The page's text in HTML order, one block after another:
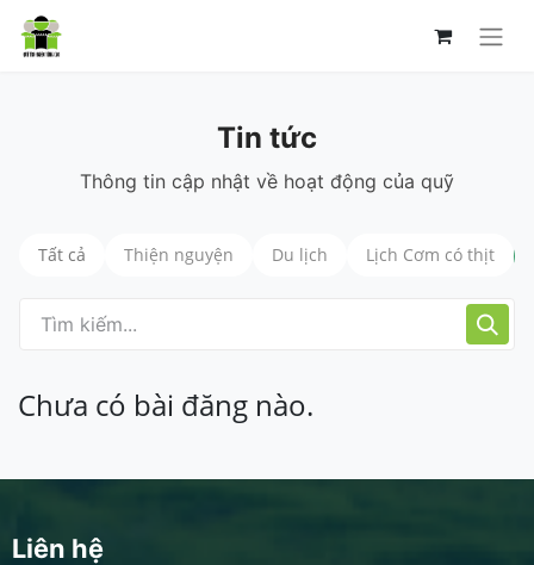
Tin tức
Thông tin cập nhật về hoạt động của quỹ
Tất cả Thiện nguyện Du lịch Lịch Cơm có thịt
Chưa có bài đăng nào.
Liên hệ